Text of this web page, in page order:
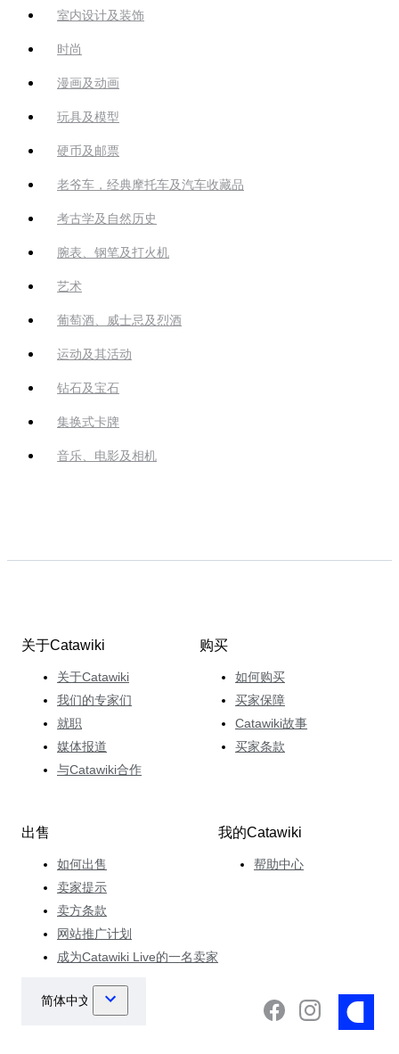
室内设计及装饰
时尚
漫画及动画
玩具及模型
硬币及邮票
老爷车，经典摩托车及汽车收藏品
考古学及自然历史
腕表、钢笔及打火机
艺术
葡萄酒、威士忌及烈酒
运动及其活动
钻石及宝石
集换式卡牌
音乐、电影及相机
关于Catawiki
关于Catawiki
我们的专家们
就职
媒体报道
与Catawiki合作
购买
如何购买
买家保障
Catawiki故事
买家条款
出售
如何出售
卖家提示
卖方条款
网站推广计划
成为Catawiki Live的一名卖家
我的Catawiki
帮助中心